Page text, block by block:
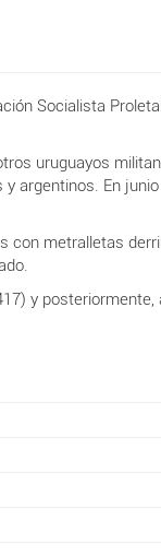
Socialista
uruguayos
argentinos. En
con metralletas
y posteriormente,